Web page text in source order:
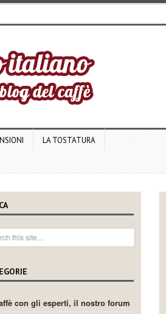
LA TOSTATURA
con gli esperti, il nostro forum